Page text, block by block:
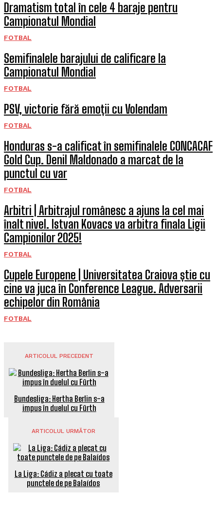
Dramatism total în cele 4 baraje pentru
Campionatul Mondial
FOTBAL
Semifinalele barajului de calificare la
Campionatul Mondial
FOTBAL
PSV, victorie fără emoții cu Volendam
FOTBAL
Honduras s-a calificat în semifinalele CONCACAF
Gold Cup. Denil Maldonado a marcat de la
punctul cu var
FOTBAL
Arbitri | Arbitrajul românesc a ajuns la cel mai
înalt nivel. Istvan Kovacs va arbitra finala Ligii
Campionilor 2025!
FOTBAL
Cupele Europene | Universitatea Craiova știe cu
cine va juca în Conference League. Adversarii
echipelor din România
FOTBAL
ARTICOLUL PRECEDENT
Bundesliga: Hertha Berlin s-a
impus în duelul cu Fürth
ARTICOLUL URMĂTOR
La Liga: Cádiz a plecat cu toate
punctele de pe Balaídos